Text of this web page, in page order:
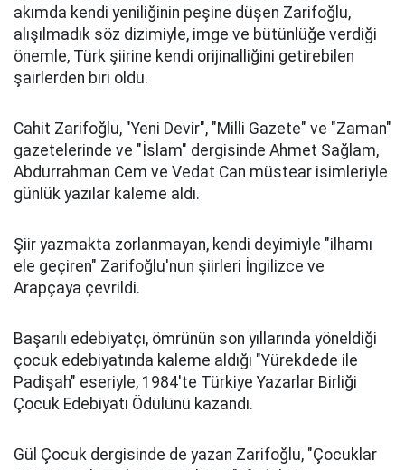
akımda kendi yeniliğinin peşine düşen Zarifoğlu,
alışılmadık söz dizimiyle, imge ve bütünlüğe verdiği
önemle, Türk şiirine kendi orijinalliğini getirebilen
şairlerden biri oldu.
Cahit Zarifoğlu, "Yeni Devir", "Milli Gazete" ve "Zaman"
gazetelerinde ve "İslam" dergisinde Ahmet Sağlam,
Abdurrahman Cem ve Vedat Can müstear isimleriyle
günlük yazılar kaleme aldı.
Şiir yazmakta zorlanmayan, kendi deyimiyle "ilhamı
ele geçiren" Zarifoğlu'nun şiirleri İngilizce ve
Arapçaya çevrildi.
Başarılı edebiyatçı, ömrünün son yıllarında yöneldiği
çocuk edebiyatında kaleme aldığı "Yürekdede ile
Padişah" eseriyle, 1984'te Türkiye Yazarlar Birliği
Çocuk Edebiyatı Ödülünü kazandı.
Gül Çocuk dergisinde de yazan Zarifoğlu, "Çocuklar